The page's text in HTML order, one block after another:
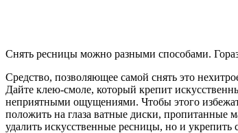
Снять ресницы можно разными способами.
Средство, позволяющее самой снять это
Дайте клею-смоле, который крепит
неприятными ощущениями. Чтобы этого
положить на глаза ватные диски, пропитанные
удалить искусственные ресницы, но и укрепить